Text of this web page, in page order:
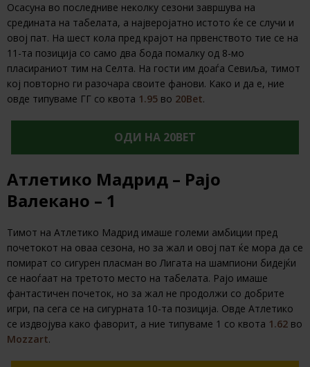
Осасуна во последниве неколку сезони завршува на
средината на табелата, а најверојатно истото ќе се случи и
овој пат. На шест кола пред крајот на првенството тие се на
11-та позиција со само два бода помалку од 8-мо
пласираниот тим на Селта. На гости им доаѓа Севиља, тимот
кој повторно ги разочара своите фанови. Како и да е, ние
овде типуваме ГГ со квота 1.95 во 20Bet.
ОДИ НА 20BET
Атлетико Мадрид – Рајо
Валекано – 1
Тимот на Атлетико Мадрид имаше големи амбиции пред
почетокот на оваа сезона, но за жал и овој пат ќе мора да се
помират со сигурен пласман во Лигата на шампиони бидејќи
се наоѓаат на третото место на табелата. Рајо имаше
фантастичен почеток, но за жал не продолжи со добрите
игри, па сега се на сигурната 10-та позиција. Овде Атлетико
се издвојува како фаворит, а ние типуваме 1 со квота 1.62 во
Mozzart.